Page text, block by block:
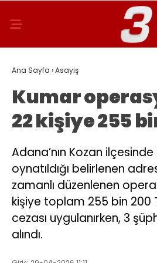
Ana Sayfa ›Asayiş
Kumar
22 kişiye 255
Adana’nın Kozan
oynatıldığı belirlenen
zamanlı düzenlenen
kişiye toplam 255 bin 200
cezası uygulanırken, 3
alındı.